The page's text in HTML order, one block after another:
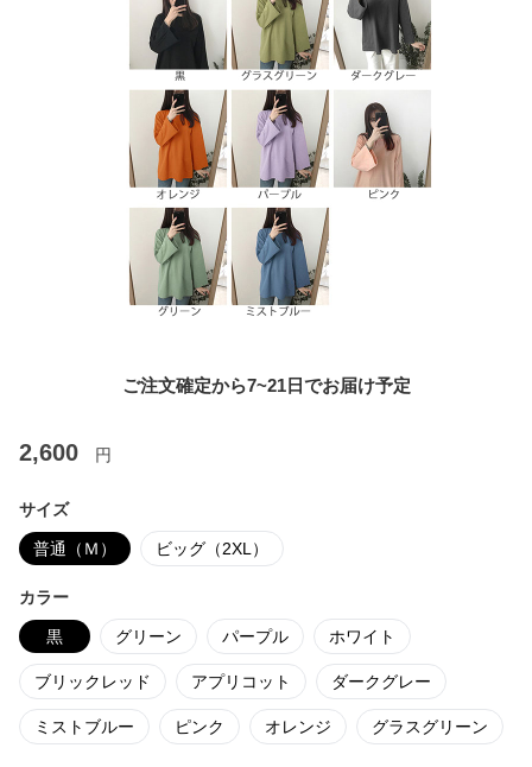
ご注文確定から7~21日でお届け予定
2,600 円
サイズ
普通（Ｍ） ビッグ（2XL）
カラー
黒 グリーン パープル ホワイト
ブリックレッド アプリコット ダークグレー
ミストブルー ピンク オレンジ グラスグリーン